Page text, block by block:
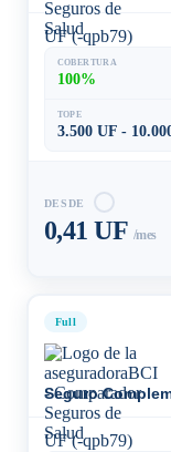
UF (-qpb79)
COBERTURA
100%
TOPE
3.500 UF -
DESDE
0,41 UF /mes
Full
Seguro
UF (-qpb79)